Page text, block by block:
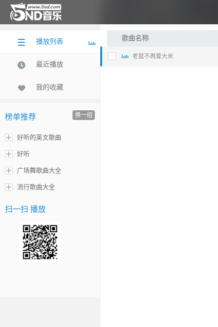
播放列表
最近播放
我的收藏
榜单推荐 换一组
好听的英文歌曲
好听
广场舞歌曲大全
流行歌曲大全
扫一扫 播放
歌曲名称
老鼠不再爱大米